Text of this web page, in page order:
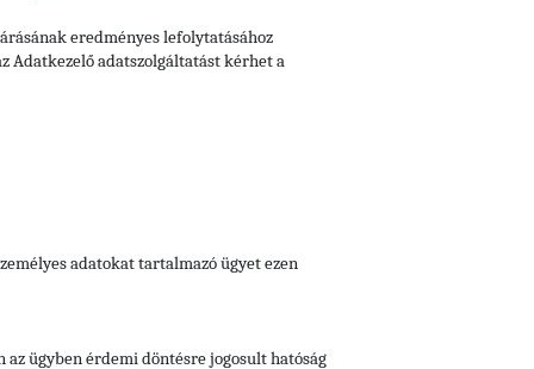
eredményes lefolytatásához
Adatkezelő adatszolgáltatást kérhet a
adatokat tartalmazó ügyet ezen
ügyben érdemi döntésre jogosult hatóság